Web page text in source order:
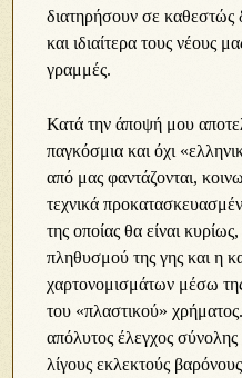
διατηρήσουν σε καθεστώς
και ιδιαίτερα τους νέους
γραμμές.
Κατά την άποψή μου
παγκόσμια και όχι
από μας φαντάζονται,
τεχνικά
της οποίας θα είναι
πληθυσμού της γης και η
χαρτονομισμάτων μέσω
του «πλαστικού»
απόλυτος έλεγχος
λίγους εκλεκτούς